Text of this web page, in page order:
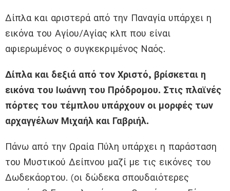
Δίπλα και αριστερά από την Παναγία υπάρχει η
εικόνα του Αγίου/Αγίας κλπ που είναι
αφιερωμένος ο συγκεκριμένος Ναός.
Δίπλα και δεξιά από τον Χριστό, βρίσκεται η
εικόνα του Ιωάννη του Πρόδρομου. Στις πλαϊνές
πόρτες του τέμπλου υπάρχουν οι μορφές των
αρχαγγέλων Μιχαήλ και Γαβριήλ.
Πάνω από την Ωραία Πύλη υπάρχει η παράσταση
του Μυστικού Δείπνου μαζί με τις εικόνες του
Δωδεκάορτου. (οι δώδεκα σπουδαιότερες